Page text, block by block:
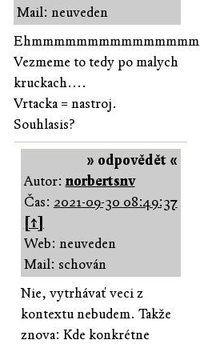
Mail: neuveden
Vezmeme to tedy po malych
kruckach....
Vrtacka = nastroj.
Souhlasis?
» odpovědět «
Autor:norbertsnv
Čas: 2021-09-30 08:49:37
[↑]
Web: neuveden
Mail: schován
Nie, vytrhávať veci z
kontextu nebudem. Takže
znova: Kde konkrétne